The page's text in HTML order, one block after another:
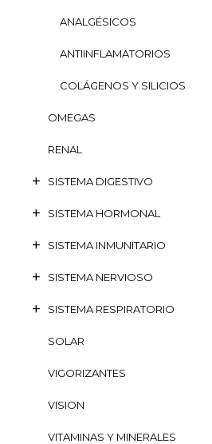
ANALGÉSICOS
ANTIINFLAMATORIOS
COLÁGENOS Y SILICIOS
OMEGAS
RENAL
SISTEMA DIGESTIVO
SISTEMA HORMONAL
SISTEMA INMUNITARIO
SISTEMA NERVIOSO
SISTEMA RESPIRATORIO
SOLAR
VIGORIZANTES
VISION
VITAMINAS Y MINERALES